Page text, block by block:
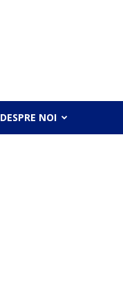
DESPRE NOI